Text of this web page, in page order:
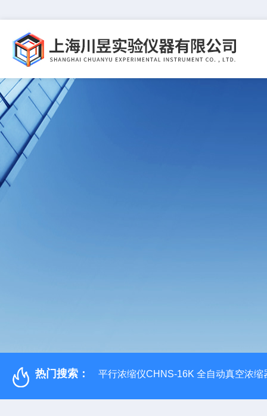
热门搜索： 平行浓缩仪CHNS-16K 全自动真空浓缩